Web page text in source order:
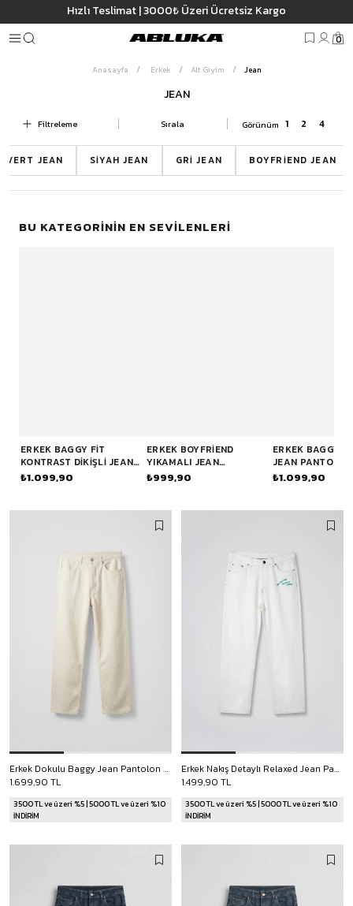
Hızlı Teslimat | 3000₺ Üzeri Ücretsiz Kargo
0
Anasayfa Erkek Alt Giyim Jean
JEAN
Filtreleme Sırala
JEAN MODELLERI
JEAN SIYAH JEAN GRI JEAN BOYFRIEND JEAN
BU KATEGORININ EN SEVILENLERI
ERKEK BAGGY FIT
KONTRAST DIKIŞLI JEAN
PANTOLON LACIVERT
₺1.099,90
ERKEK BOYFRIEND
YIKAMALI JEAN
PANTOLON MAVI
₺999,90
ERKEK BAGGY
JEAN PANTOLON
LACIVERT
₺1.099,90
Erkek Dokulu Baggy Jean Pantolon Bej
1.699,90 TL
3500 TL ve üzeri %5 | 5000 TL ve üzeri %10
İNDİRİM
Erkek Nakış Detaylı Relaxed Jean Pantolon Beyaz
1.499,90 TL
3500 TL ve üzeri %5 | 5000 TL ve üzeri %10
İNDİRİM